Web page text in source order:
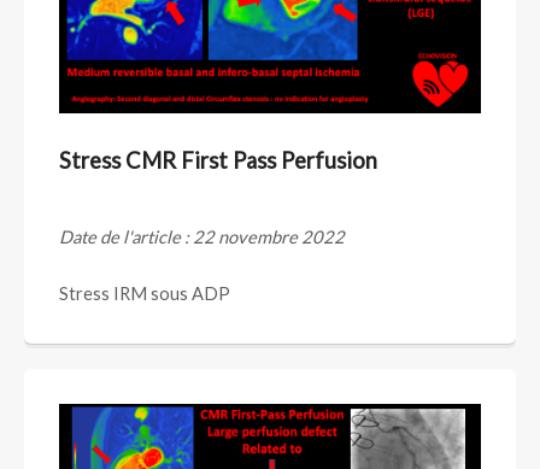
Stress CMR First Pass Perfusion
Date de l'article : 22 novembre 2022
Stress IRM sous ADP